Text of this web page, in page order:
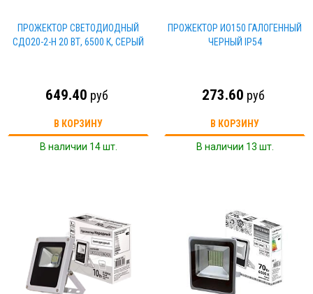
ПРОЖЕКТОР СВЕТОДИОДНЫЙ
СДО20-2-Н 20 ВТ, 6500 К, СЕРЫЙ
649.40 руб
В КОРЗИНУ
В наличии 14 шт.
ПРОЖЕКТОР ИО150 ГАЛОГЕННЫЙ
ЧЕРНЫЙ IP54
273.60 руб
В КОРЗИНУ
В наличии 13 шт.